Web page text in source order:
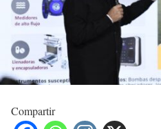
Compartir